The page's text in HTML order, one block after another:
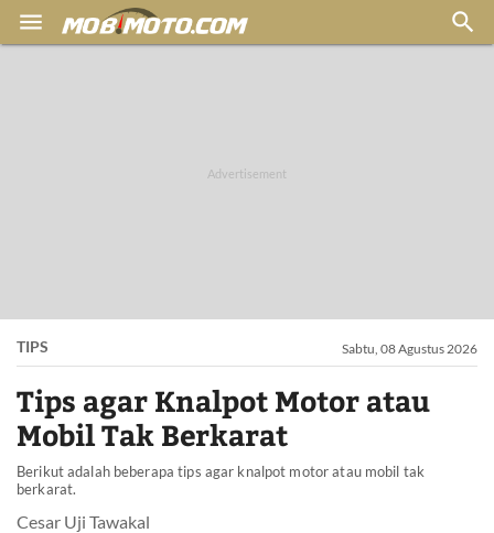
 
TIPS Sabtu, 08 Agustus 2026
Tips agar Knalpot Motor atau
Mobil Tak Berkarat
Berikut adalah beberapa tips agar knalpot motor atau mobil tak
berkarat.
Cesar Uji Tawakal